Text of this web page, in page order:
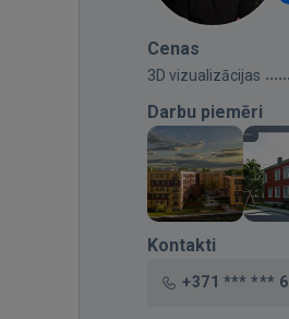
Cenas
3D vizualizācijas
Darbu piemēri
Kontakti
+371 *** ***